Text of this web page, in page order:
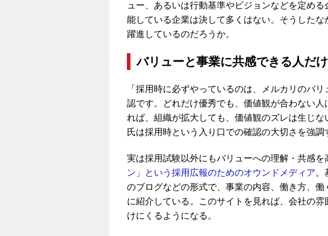
ュー、あるいは行動基準やビジョンなどを定め
能している企業は決して多くはない。そうした
躍進しているのだろうか。
バリューと事業に共感できる人だ
「採用時に必ずやっているのは、メルカリのバ
認です。どれだけ優秀でも、価値観が合わない
れば、組織が拡大しても、価値観のズレは生じ
氏は採用時という入り口での確認の大切さを強調
実は採用試験以外にもバリューへの理解・共感を
ン」という採用広報のためのオウンドメディア。
のブログなどの形式で、事業の内容、働き方、
に紹介している。このサイトを見れば、会社の
けにくるようになる。